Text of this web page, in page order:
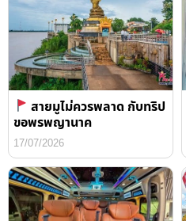
สายมูไม่ควรพลาด กับทริป
ขอพรพญานาค
17/07/2026